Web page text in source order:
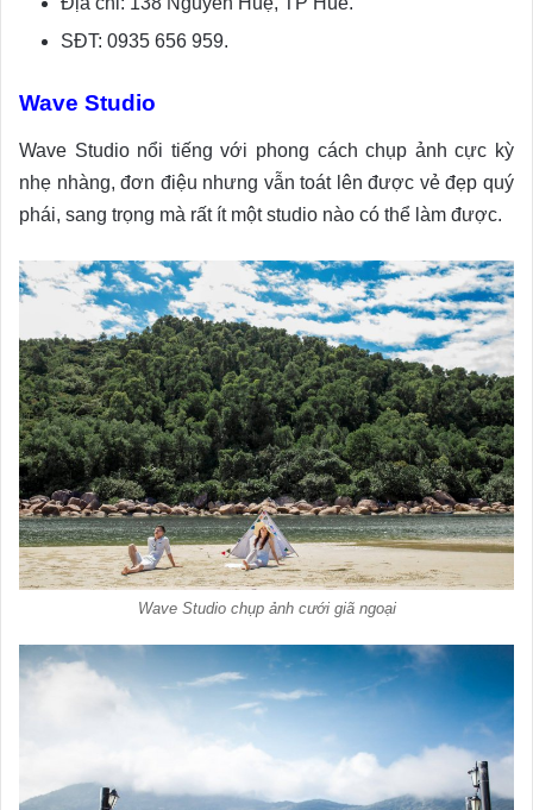
SĐT: 0935 656 959.
Wave Studio
Wave Studio nổi tiếng với phong cách chụp ảnh cực kỳ
nhẹ nhàng, đơn điệu nhưng vẫn toát lên được vẻ đẹp quý
phái, sang trọng mà rất ít một studio nào có thể làm được.
Wave Studio chụp ảnh cưới giã ngoại